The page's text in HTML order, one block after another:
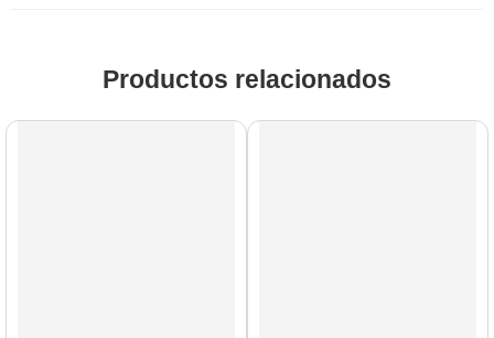
Productos relacionados